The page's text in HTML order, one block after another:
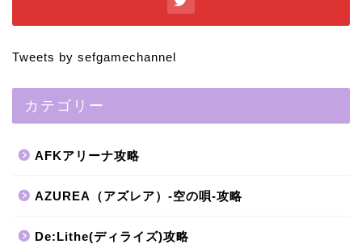
Tweets by sefgamechannel
カテゴリー
AFKアリーナ攻略
AZUREA（アズレア）-空の唄-攻略
De:Lithe(ディライズ)攻略